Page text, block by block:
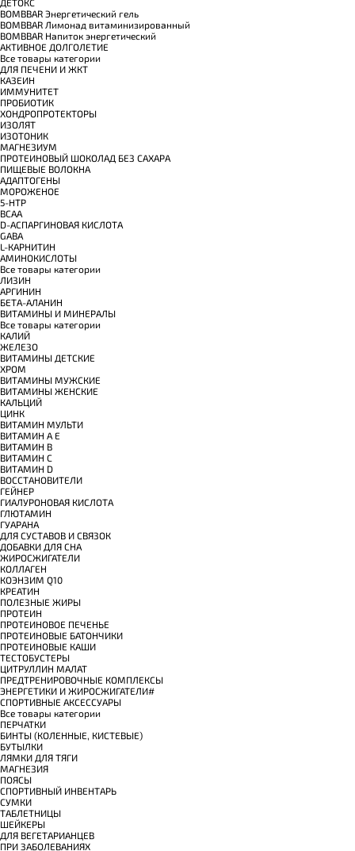
BOMBBAR Энергетический гель
BOMBBAR Лимонад витаминизированный
BOMBBAR Напиток энергетический
АКТИВНОЕ ДОЛГОЛЕТИЕ
Все товары категории
ДЛЯ ПЕЧЕНИ И ЖКТ
КАЗЕИН
ИММУНИТЕТ
ПРОБИОТИК
ХОНДРОПРОТЕКТОРЫ
ИЗОЛЯТ
ИЗОТОНИК
МАГНЕЗИУМ
ПРОТЕИНОВЫЙ ШОКОЛАД БЕЗ САХАРА
ПИЩЕВЫЕ ВОЛОКНА
АДАПТОГЕНЫ
МОРОЖЕНОЕ
5-HTP
BCAA
D-АСПАРГИНОВАЯ КИСЛОТА
GABA
L-КАРНИТИН
АМИНОКИСЛОТЫ
Все товары категории
ЛИЗИН
АРГИНИН
БЕТА-АЛАНИН
ВИТАМИНЫ И МИНЕРАЛЫ
Все товары категории
КАЛИЙ
ЖЕЛЕЗО
ВИТАМИНЫ ДЕТСКИЕ
ХРОМ
ВИТАМИНЫ МУЖСКИЕ
ВИТАМИНЫ ЖЕНСКИЕ
КАЛЬЦИЙ
ЦИНК
ВИТАМИН МУЛЬТИ
ВИТАМИН A E
ВИТАМИН B
ВИТАМИН C
ВИТАМИН D
ВОССТАНОВИТЕЛИ
ГЕЙНЕР
ГИАЛУРОНОВАЯ КИСЛОТА
ГЛЮТАМИН
ГУАРАНА
ДЛЯ СУСТАВОВ И СВЯЗОК
ДОБАВКИ ДЛЯ СНА
ЖИРОСЖИГАТЕЛИ
КОЛЛАГЕН
КОЭНЗИМ Q10
КРЕАТИН
ПОЛЕЗНЫЕ ЖИРЫ
ПРОТЕИН
ПРОТЕИНОВОЕ ПЕЧЕНЬЕ
ПРОТЕИНОВЫЕ БАТОНЧИКИ
ПРОТЕИНОВЫЕ КАШИ
ТЕСТОБУСТЕРЫ
ЦИТРУЛЛИН МАЛАТ
ПРЕДТРЕНИРОВОЧНЫЕ КОМПЛЕКСЫ
ЭНЕРГЕТИКИ И ЖИРОСЖИГАТЕЛИ#
СПОРТИВНЫЕ АКСЕССУАРЫ
Все товары категории
ПЕРЧАТКИ
БИНТЫ (КОЛЕННЫЕ, КИСТЕВЫЕ)
БУТЫЛКИ
ЛЯМКИ ДЛЯ ТЯГИ
МАГНЕЗИЯ
ПОЯСЫ
СПОРТИВНЫЙ ИНВЕНТАРЬ
СУМКИ
ТАБЛЕТНИЦЫ
ШЕЙКЕРЫ
ДЛЯ ВЕГЕТАРИАНЦЕВ
ПРИ ЗАБОЛЕВАНИЯХ